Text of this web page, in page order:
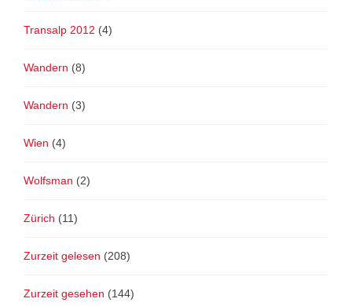
Transalp 2012 (4)
Wandern (8)
Wandern (3)
Wien (4)
Wolfsman (2)
Zürich (11)
Zurzeit gelesen (208)
Zurzeit gesehen (144)